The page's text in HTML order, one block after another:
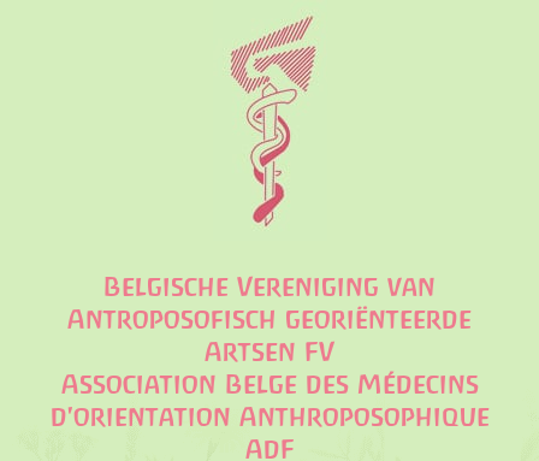
Belgische Vereniging van
Antroposofisch georiënteerde
Artsen FV
Association Belge des Médecins
d'orientation Anthroposophique
AdF